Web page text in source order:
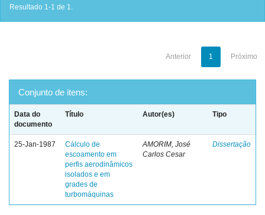
Resultado 1-1 de 1.
Anterior 1 Próximo
Conjunto de itens:
Data do
documento
Título Autor(es) Tipo
25-Jan-1987
Cálculo de
escoamento em
perfis aerodinâmicos
isolados e em
grades de
turbomáquinas
AMORIM, José
Carlos Cesar
Dissertação